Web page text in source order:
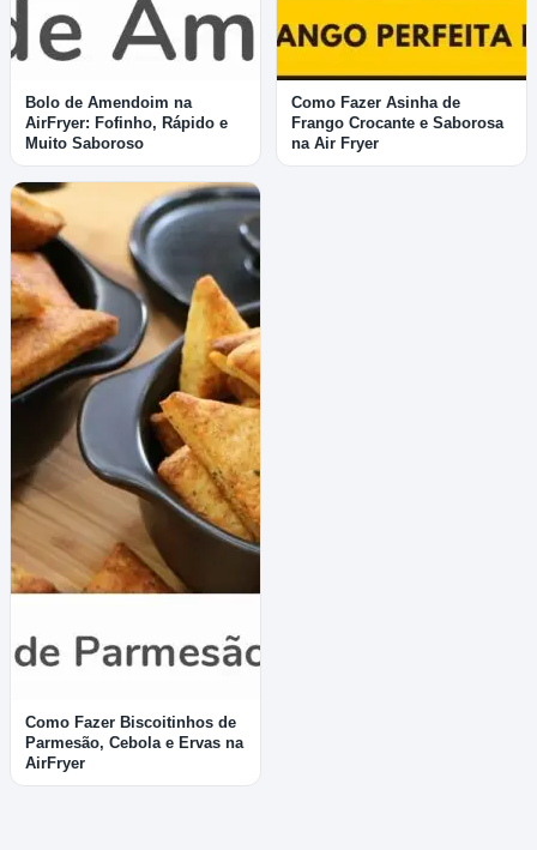
Bolo de Amendoim na
AirFryer: Fofinho, Rápido e
Muito Saboroso
Como Fazer Asinha de
Frango Crocante e Saborosa
na Air Fryer
Como Fazer Biscoitinhos de
Parmesão, Cebola e Ervas na
AirFryer